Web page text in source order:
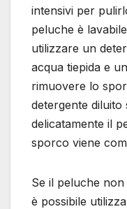
intensivi per
peluche è
utilizzare un
acqua tiepida e
rimuovere lo
detergente
delicatamente il
sporco viene
Se il peluche
è possibile